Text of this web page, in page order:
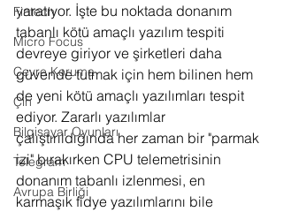
Fintech
Micro Focus
Çevre Koruma
Çin
Bilgisayar Oyunları
Telegram
Avrupa Birliği
yaratıyor. İşte bu noktada donanım
tabanlı kötü amaçlı yazılım tespiti
devreye giriyor ve şirketleri daha
güvende tutmak için hem bilinen hem
de yeni kötü amaçlı yazılımları tespit
ediyor. Zararlı yazılımlar
çalıştırıldığında her zaman bir "parmak
izi" bırakırken CPU telemetrisinin
donanım tabanlı izlenmesi, en
karmaşık fidye yazılımlarını bile